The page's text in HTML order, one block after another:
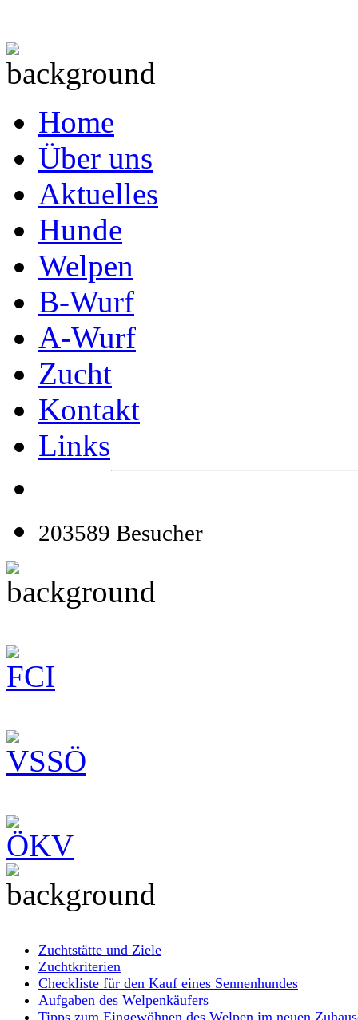
Home
Über uns
Aktuelles
Hunde
Welpen
B-Wurf
A-Wurf
Zucht
Kontakt
Links
203589 Besucher
Zuchtstätte und Ziele
Zuchtkriterien
Checkliste für den Kauf eines Sennenhundes
Aufgaben des Welpenkäufers